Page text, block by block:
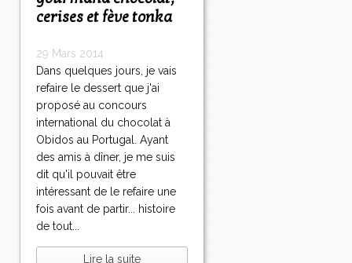
cerises et fève tonka
29 Mars 2014
Dans quelques jours, je vais
refaire le dessert que j'ai
proposé au concours
international du chocolat à
Obidos au Portugal. Ayant
des amis à dîner, je me suis
dit qu'il pouvait être
intéressant de le refaire une
fois avant de partir... histoire
de tout...
Lire la suite